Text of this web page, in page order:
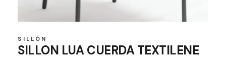
SILLÓN
SILLON LUA CUERDA TEXTILENE